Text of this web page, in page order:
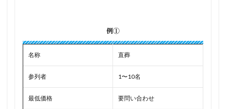
例①
名称 直葬
参列者 1〜10名
最低価格 要問い合わせ